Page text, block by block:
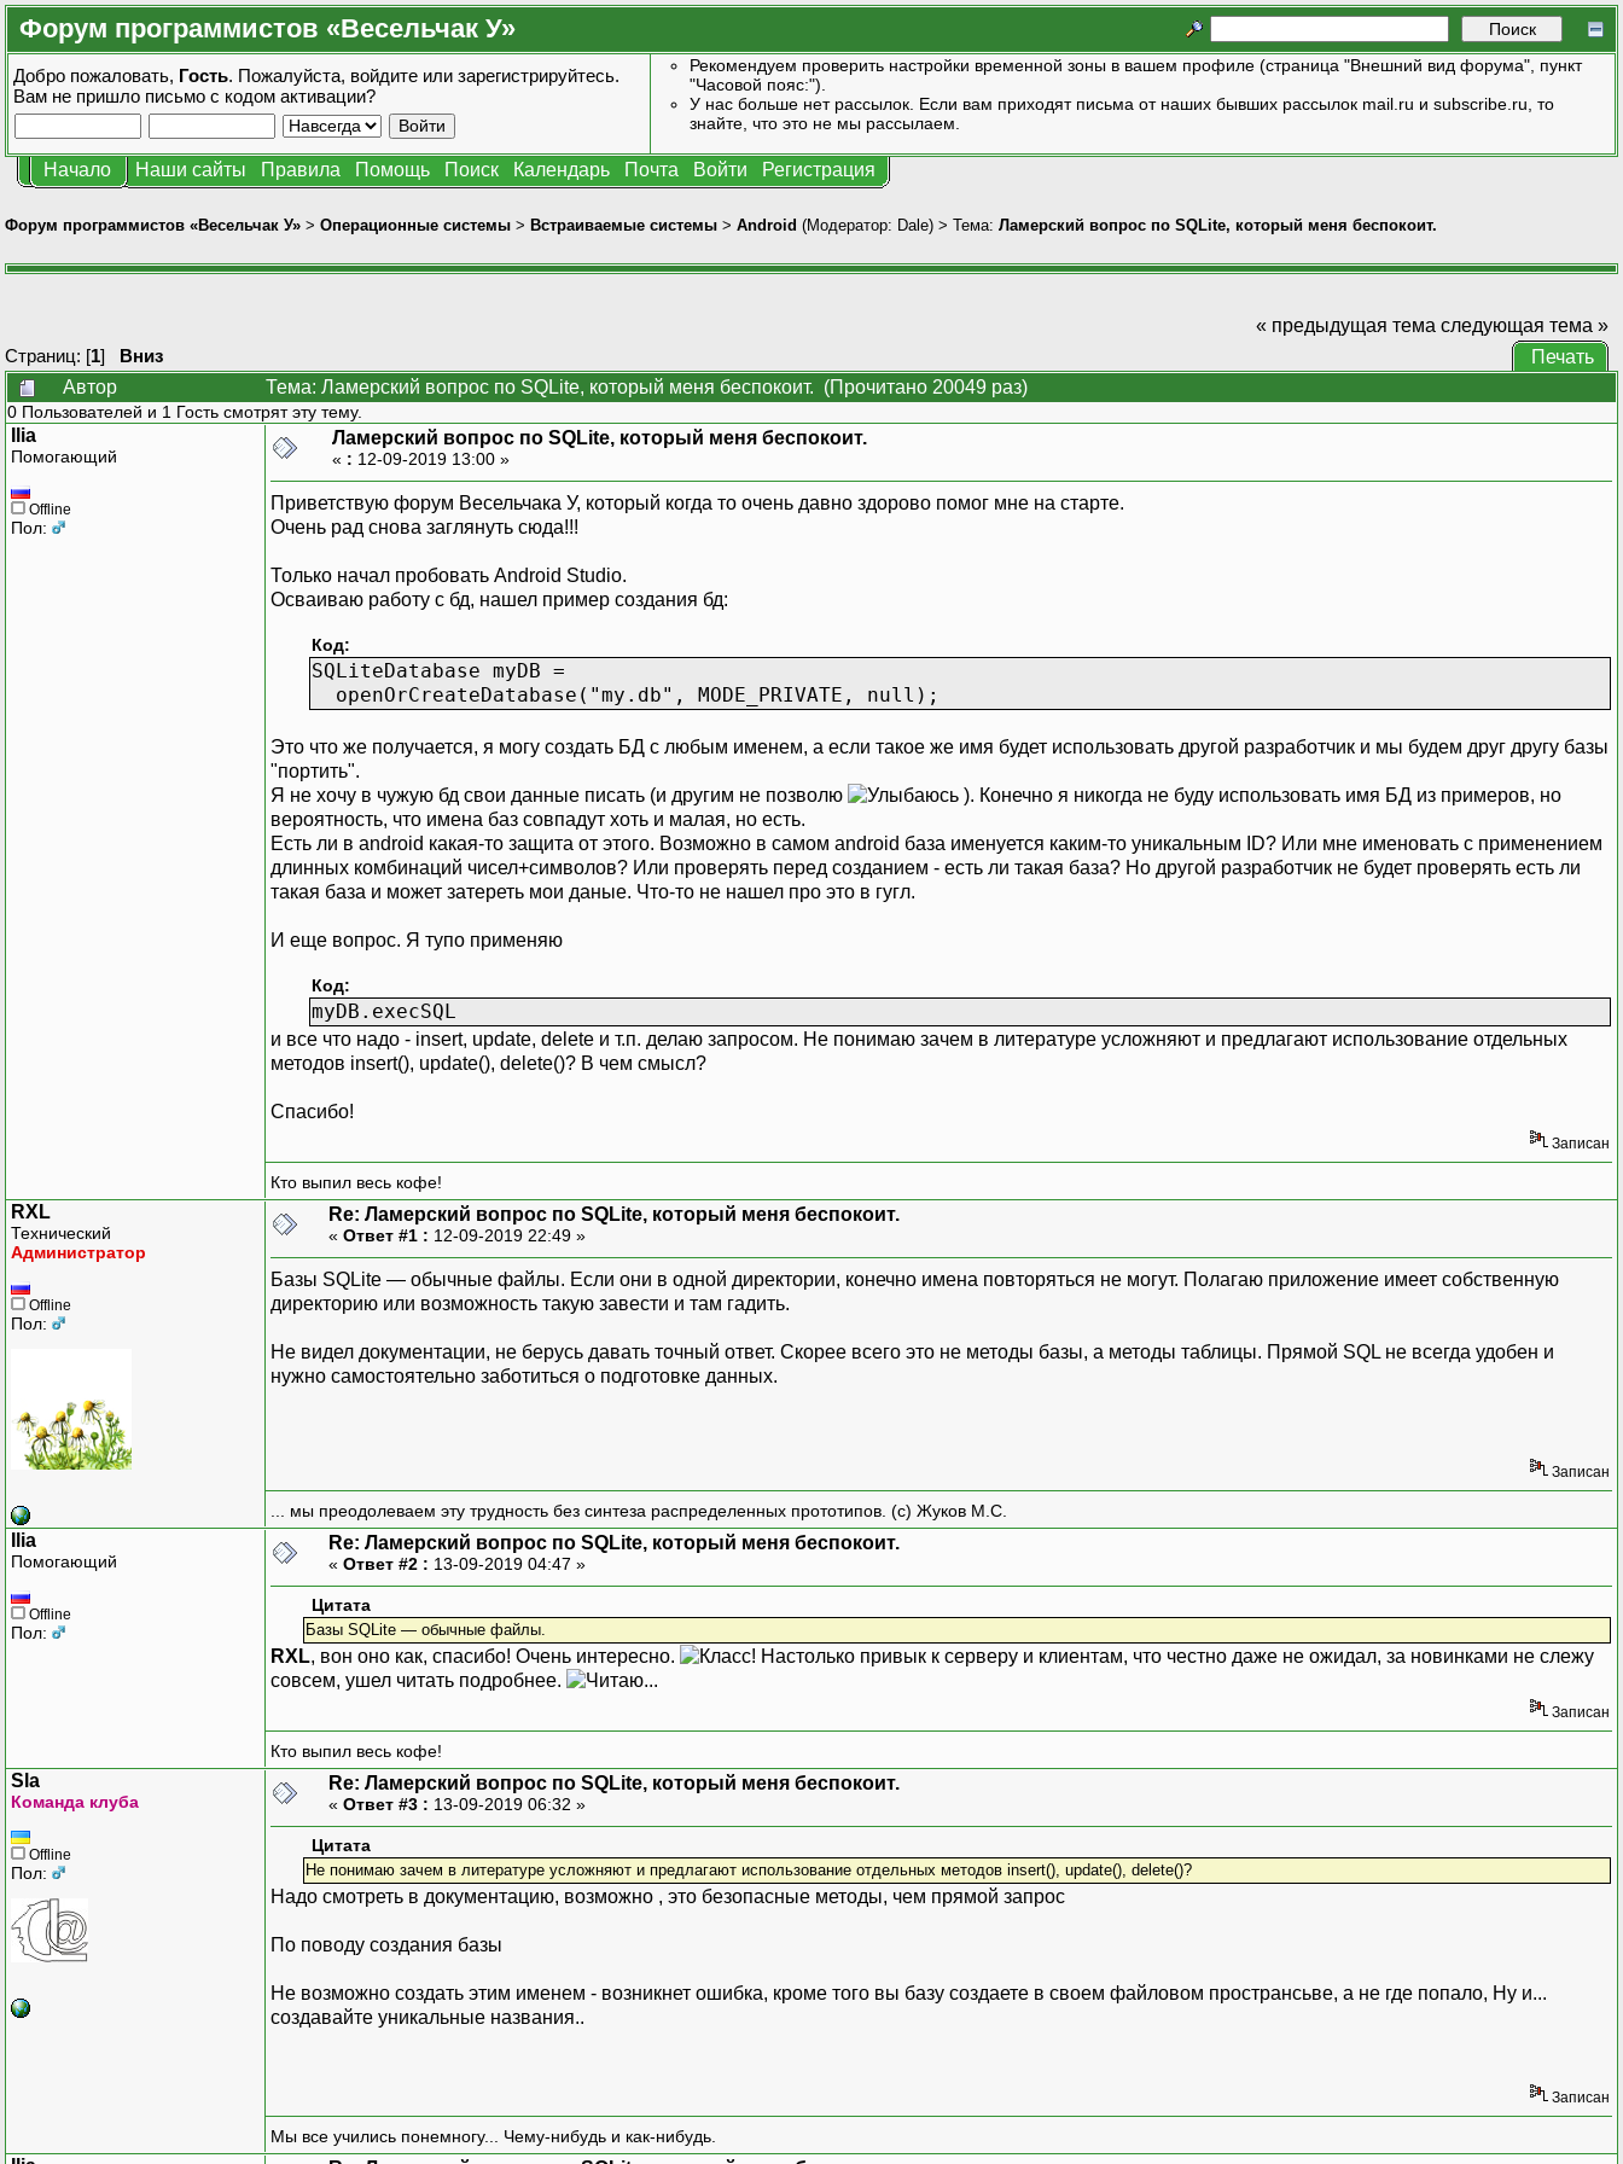
Форум программистов «Весельчак У»
Добро пожаловать, Гость. Пожалуйста, войдите или зарегистрируйтесь.
Вам не пришло письмо с кодом активации?
Рекомендуем проверить настройки временной зоны в вашем профиле (страница "Внешний вид форума", пункт
"Часовой пояс:").
У нас больше нет рассылок. Если вам приходят письма от наших бывших рассылок mail.ru и subscribe.ru, то
знайте, что это не мы рассылаем.
Начало Наши сайты Правила Помощь Поиск Календарь Почта Войти Регистрация
Форум программистов «Весельчак У» > Операционные системы > Встраиваемые системы > Android (Модератор: Dale) > Тема: Ламерский вопрос по SQLite, который меня беспокоит.
Страниц: [1] Вниз
« предыдущая тема следующая тема »
Печать
Автор
Тема: Ламерский вопрос по SQLite, который меня беспокоит. (Прочитано 20049 раз)
0 Пользователей и 1 Гость смотрят эту тему.
Ilia
Помогающий
Offline
Пол:
Ламерский вопрос по SQLite, который меня беспокоит.
« : 12-09-2019 13:00 »
Приветствую форум Весельчака У, который когда то очень давно здорово помог мне на старте.
Очень рад снова заглянуть сюда!!!
Только начал пробовать Android Studio.
Осваиваю работу с бд, нашел пример создания бд:
Код:
SQLiteDatabase myDB =
openOrCreateDatabase("my.db", MODE_PRIVATE, null);
Это что же получается, я могу создать БД с любым именем, а если такое же имя будет использовать другой разработчик и мы будем друг другу базы
"портить".
Я не хочу в чужую бд свои данные писать (и другим не позволю
). Конечно я никогда не буду использовать имя БД из примеров, но
вероятность, что имена баз совпадут хоть и малая, но есть.
Есть ли в android какая-то защита от этого. Возможно в самом android база именуется каким-то уникальным ID? Или мне именовать с применением
длинных комбинаций чисел+символов? Или проверять перед созданием - есть ли такая база? Но другой разработчик не будет проверять есть ли
такая база и может затереть мои даные. Что-то не нашел про это в гугл.
И еще вопрос. Я тупо применяю
Код:
myDB.execSQL
и все что надо - insert, update, delete и т.п. делаю запросом. Не понимаю зачем в литературе усложняют и предлагают использование отдельных
методов insert(), update(), delete()? В чем смысл?
Спасибо!
Записан
Кто выпил весь кофе!
RXL
Технический
Администратор
Offline
Пол:
Re: Ламерский вопрос по SQLite, который меня беспокоит.
« Ответ #1 : 12-09-2019 22:49 »
Базы SQLite — обычные файлы. Если они в одной директории, конечно имена повторяться не могут. Полагаю приложение имеет собственную
директорию или возможность такую завести и там гадить.
Не видел документации, не берусь давать точный ответ. Скорее всего это не методы базы, а методы таблицы. Прямой SQL не всегда удобен и
нужно самостоятельно заботиться о подготовке данных.
Записан
... мы преодолеваем эту трудность без синтеза распределенных прототипов. (с) Жуков М.С.
Ilia
Помогающий
Offline
Пол:
Re: Ламерский вопрос по SQLite, который меня беспокоит.
« Ответ #2 : 13-09-2019 04:47 »
Цитата
Базы SQLite — обычные файлы.
RXL, вон оно как, спасибо! Очень интересно.
Настолько привык к серверу и клиентам, что честно даже не ожидал, за новинками не слежу
совсем, ушел читать подробнее.
Записан
Кто выпил весь кофе!
Sla
Команда клуба
Offline
Пол:
Re: Ламерский вопрос по SQLite, который меня беспокоит.
« Ответ #3 : 13-09-2019 06:32 »
Цитата
Не понимаю зачем в литературе усложняют и предлагают использование отдельных методов insert(), update(), delete()?
Надо смотреть в документацию, возможно , это безопасные методы, чем прямой запрос
По поводу создания базы
Не возможно создать этим именем - возникнет ошибка, кроме того вы базу создаете в своем файловом пространсьве, а не где попало, Ну и...
создавайте уникальные названия..
Записан
Мы все учились понемногу... Чему-нибудь и как-нибудь.